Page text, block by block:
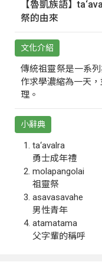
【魯凱族語】
祭的由來
文化介紹
傳統祖靈祭是一系
作求學濃縮為一天
理。
小辭典
ta‘avalra
勇士成年禮
molapangolai
祖靈祭
asavasavahe
男性青年
atamatama
父字輩的稱呼